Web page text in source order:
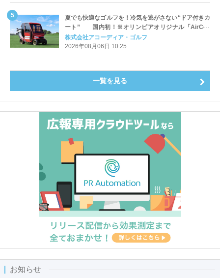
夏でも快適なゴルフを！冷気を逃がさない“ドア付きカ
ート” 国内初！※オリンピアオリジナル「AirCon
Cart（エアコンカート）」導入 | アコーディア・ゴ
ルフ
株式会社アコーディア・ゴルフ
2026年08月06日 10:25
一覧を見る
お知らせ